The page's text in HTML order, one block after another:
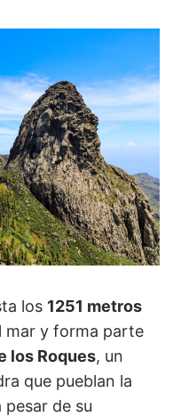
los 1251 metros
mar y forma parte
los Roques, un
que pueblan la
pesar de su